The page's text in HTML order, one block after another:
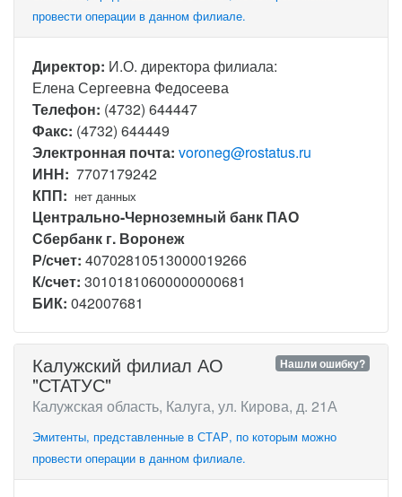
провести операции в данном филиале.
Директор: И.О. директора филиала:
Елена Сергеевна Федосеева
Телефон: (4732) 644447
Факс: (4732) 644449
Электронная почта: voroneg@rostatus.ru
ИНН: 7707179242
КПП: нет данных
Центрально-Черноземный банк ПАО
Сбербанк г. Воронеж
Р/счет: 40702810513000019266
К/счет: 30101810600000000681
БИК: 042007681
Нашли ошибку?
Калужский филиал АО
"СТАТУС"
Калужская область, Калуга, ул. Кирова, д. 21А
Эмитенты, представленные в СТАР, по которым можно
провести операции в данном филиале.